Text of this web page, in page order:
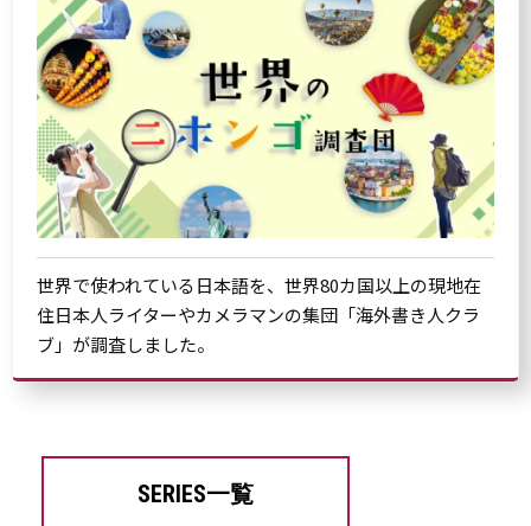
世界で使われている日本語を、世界80カ国以上の現地在
住日本人ライターやカメラマンの集団「海外書き人クラ
ブ」が調査しました。
SERIES一覧